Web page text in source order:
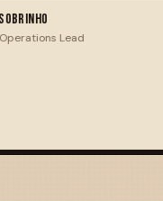
muito a
questões
quero seguir